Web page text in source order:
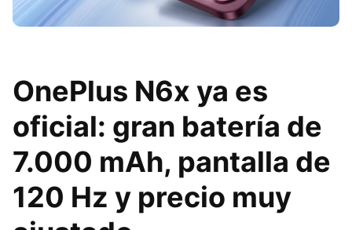
OnePlus N6x ya es
oficial: gran batería de
7.000 mAh, pantalla de
120 Hz y precio muy